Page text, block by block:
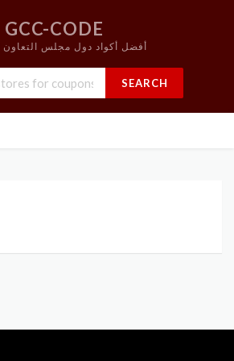
GCC-CODE
أفضل أكواد دول مجلس التعاون
SEARCH